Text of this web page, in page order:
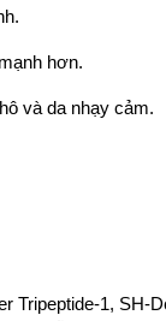
hơn.
và da nhạy cảm.
Tripeptide-1, SH-